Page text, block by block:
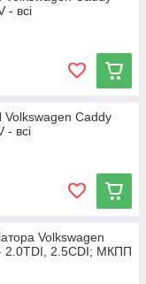
- всі
Volkswagen Caddy
- всі
Volkswagen
2.0TDI, 2.5CDI; МКПП